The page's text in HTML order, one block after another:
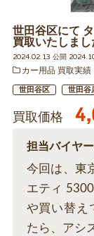
世田谷区にて
買取いたしまし
2024.02.13 公開
カー用品 買取実績
世田谷区 世田谷
買取価格
担当バイヤ
今回は、東
エティ
や買い替え
たら、アシ